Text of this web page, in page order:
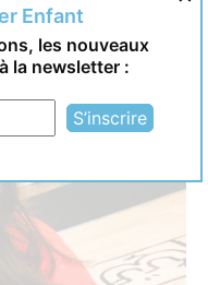
Enfant
les nouveaux
la newsletter :